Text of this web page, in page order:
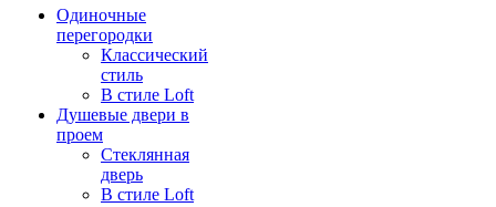
Одиночные
перегородки
Классический
стиль
В стиле Loft
Душевые двери в
проем
Стеклянная
дверь
В стиле Loft